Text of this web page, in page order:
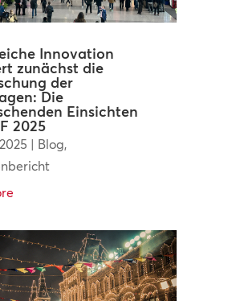
Innovation
zunächst die
der
Die
Einsichten
2025
| Blog,